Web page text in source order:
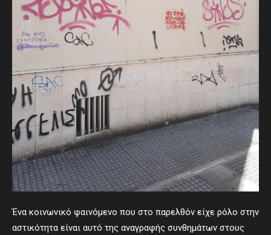
Ένα κοινωνικό φαινόμενο που στο παρελθόν είχε ρόλο στην
αστικότητα είναι αυτό της αναγραφής συνθημάτων στους